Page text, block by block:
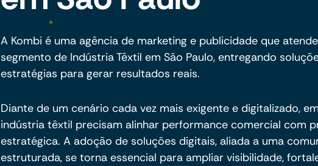
A Kombi é uma agência de marketing e publicidade que
segmento de Indústria Têxtil em São Paulo, entregando
estratégias para gerar resultados reais.
Diante de um cenário cada vez mais exigente e digitalizado,
indústria têxtil precisam alinhar performance comercial com
estratégica. A adoção de soluções digitais, aliada a uma
estruturada, se torna essencial para ampliar visibilidade,